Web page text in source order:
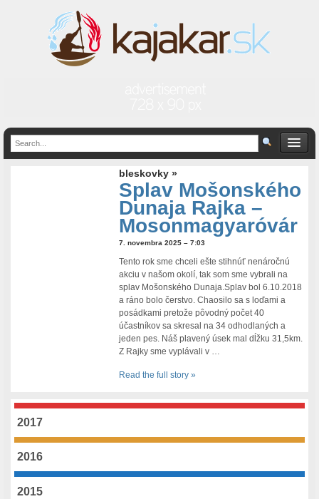
bleskovky »
Splav Mošonského
Dunaja Rajka –
Mosonmagyaróvár
7. novembra 2025 – 7:03
Tento rok sme chceli ešte stihnúť nenáročnú
akciu v našom okolí, tak som sme vybrali na
splav Mošonského Dunaja.Splav bol 6.10.2018
a ráno bolo čerstvo. Chaosilo sa s loďami a
posádkami pretože pôvodný počet 40
účastníkov sa skresal na 34 odhodlaných a
jeden pes. Náš plavený úsek mal dĺžku 31,5km.
Z Rajky sme vyplávali v …
Read the full story »
2017
2016
2015